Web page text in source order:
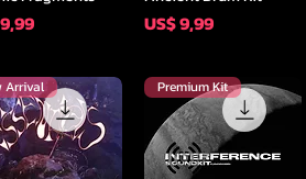
Prijs
US$ 9,99
Arrival Premium Kit